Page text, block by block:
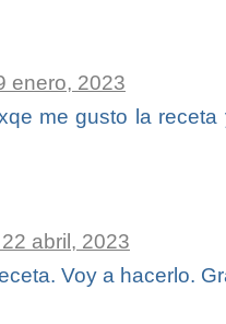
enero, 2023
me gusto la
abril, 2023
Voy a hacerlo.